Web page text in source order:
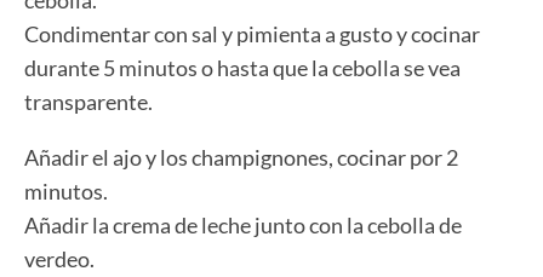
Condimentar con sal y pimienta a gusto y cocinar
durante 5 minutos o hasta que la cebolla se vea
transparente.
Añadir el ajo y los champignones, cocinar por 2
minutos.
Añadir la crema de leche junto con la cebolla de
verdeo.